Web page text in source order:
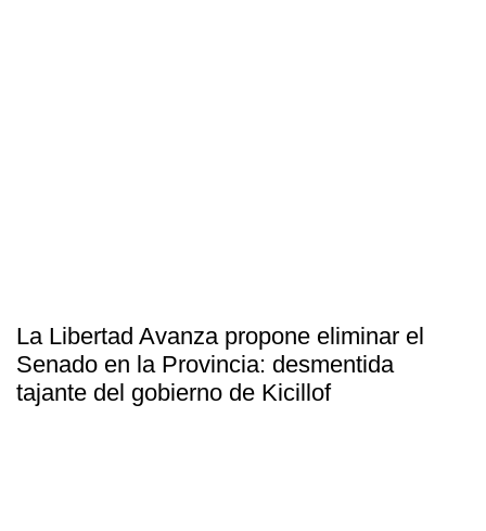
La Libertad Avanza propone eliminar el
Senado en la Provincia: desmentida
tajante del gobierno de Kicillof